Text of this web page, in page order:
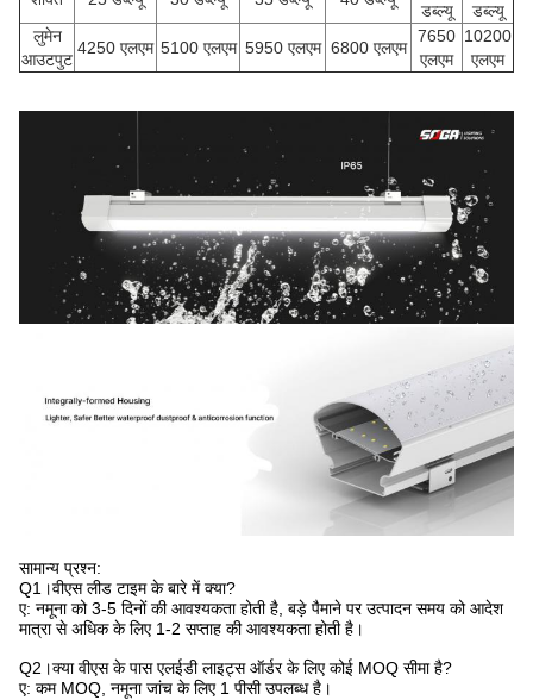
डब्ल्यू
डब्ल्यू
लुमेन
आउटपुट
4250 एलएम 5100 एलएम 5950 एलएम 6800 एलएम
7650
एलएम
10200
एलएम
सामान्य प्रश्न:
Q1।वीएस लीड टाइम के बारे में क्या?
ए: नमूना को 3-5 दिनों की आवश्यकता होती है, बड़े पैमाने पर उत्पादन समय को आदेश
मात्रा से अधिक के लिए 1-2 सप्ताह की आवश्यकता होती है।
Q2।क्या वीएस के पास एलईडी लाइट्स ऑर्डर के लिए कोई MOQ सीमा है?
ए: कम MOQ, नमूना जांच के लिए 1 पीसी उपलब्ध है।